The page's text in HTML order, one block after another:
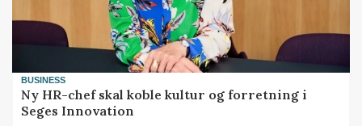
BUSINESS
Ny HR-chef skal koble kultur og forretning i
Seges Innovation